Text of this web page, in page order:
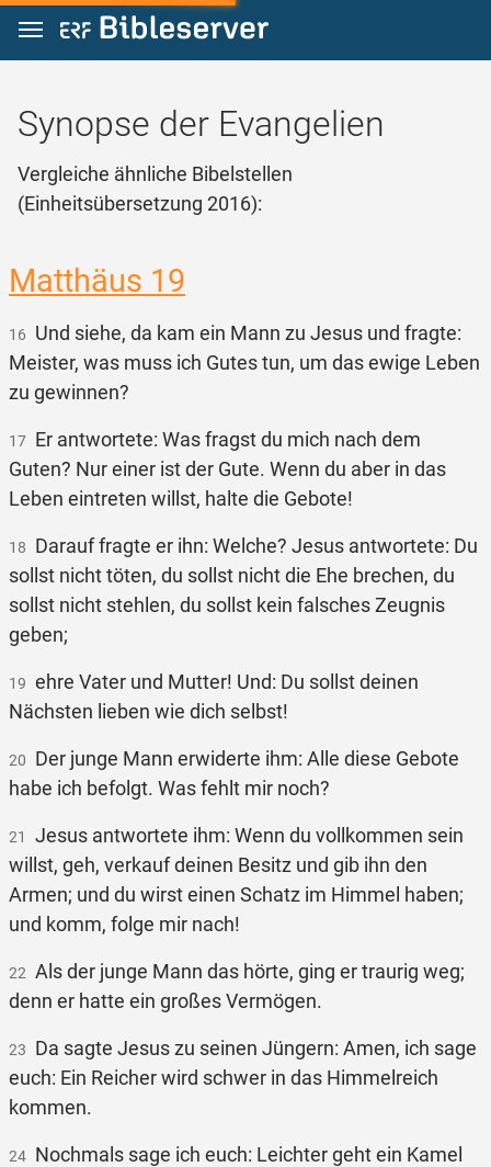
Zum Inhalt springen
Synopse der Evangelien
Vergleiche ähnliche Bibelstellen
(Einheitsübersetzung 2016):
Matthäus 19
16 Und siehe, da kam ein Mann zu Jesus und fragte:
Meister, was muss ich Gutes tun, um das ewige Leben
zu gewinnen?
17 Er antwortete: Was fragst du mich nach dem
Guten? Nur einer ist der Gute. Wenn du aber in das
Leben eintreten willst, halte die Gebote!
18 Darauf fragte er ihn: Welche? Jesus antwortete: Du
sollst nicht töten, du sollst nicht die Ehe brechen, du
sollst nicht stehlen, du sollst kein falsches Zeugnis
geben;
19 ehre Vater und Mutter! Und: Du sollst deinen
Nächsten lieben wie dich selbst!
20 Der junge Mann erwiderte ihm: Alle diese Gebote
habe ich befolgt. Was fehlt mir noch?
21
Jesus antwortete ihm: Wenn du vollkommen sein
willst, geh, verkauf deinen Besitz und gib ihn den
Armen; und du wirst einen Schatz im Himmel haben;
und komm, folge mir nach!
22 Als der junge Mann das hörte, ging er traurig weg;
denn er hatte ein großes Vermögen.
23 Da sagte Jesus zu seinen Jüngern: Amen, ich sage
euch: Ein Reicher wird schwer in das Himmelreich
kommen.
24 Nochmals sage ich euch: Leichter geht ein Kamel